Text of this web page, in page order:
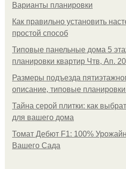
Варианты планировки
Как правильно установить
простой способ
Типовые панельные дома 5
планировки квартир Чтв, Ап.
Размеры подъезда
описание, типовые
Тайна серой плитки: как
для вашего дома
Томат Дебют F1: 100%
Вашего Сада